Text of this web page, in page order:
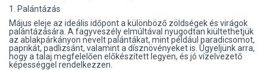
1. Palántázás
Május eleje az ideális időpont a különböző zöldségek és virágok
palántázására. A fagyveszély elmúltával nyugodtan kiültethetjük
az ablakpárkányon nevelt palántákat, mint például paradicsomot,
paprikát, padlizsánt, valamint a dísznövényeket is. Ügyeljünk arra,
hogy a talaj megfelelően előkészített legyen, és jó vízelvezető
képességgel rendelkezzen.